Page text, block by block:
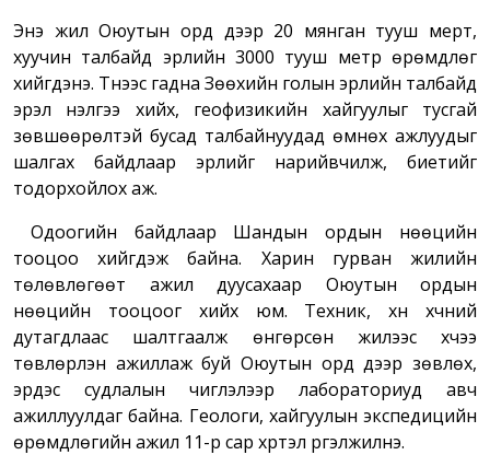
Энэ жил Оюутын орд дээр 20 мянган тууш мерт,
хуучин талбайд эрлийн 3000 тууш метр өрөмдлөг
хийгдэнэ. Түүнээс гадна Зөөхийн голын эрлийн талбайд
эрэл үнэлгээ хийх, геофизикийн хайгуулыг тусгай
зөвшөөрөлтэй бусад талбайнуудад өмнөх ажлуудыг
шалгах байдлаар эрлийг нарийвчилж, биетийг
тодорхойлох аж.
Одоогийн байдлаар Шандын ордын нөөцийн
тооцоо хийгдэж байна. Харин гурван жилийн
төлөвлөгөөт ажил дуусахаар Оюутын ордын
нөөцийн тооцоог хийх юм. Техник, хүн хүчний
дутагдлаас шалтгаалж өнгөрсөн жилээс хүчээ
төвлөрүүлэн ажиллаж буй Оюутын орд дээр зөвлөх,
эрдэс судлалын чиглэлээр лабораториуд авч
ажиллуулдаг байна. Геологи, хайгуулын экспедицийн
өрөмдлөгийн ажил 11-р сар хүртэл үргэлжилнэ.